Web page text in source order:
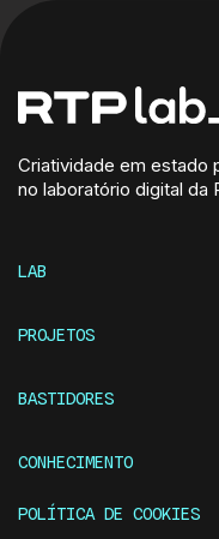
Criatividade em estado
no laboratório digital da
LAB
PROJETOS
BASTIDORES
CONHECIMENTO
POLÍTICA DE COOKIES